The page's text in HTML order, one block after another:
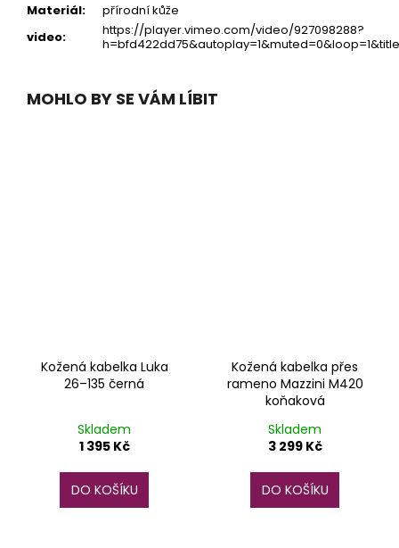
Materiál:
přírodní kůže
video:
https://player.vimeo.com/video/927098288?
MOHLO BY SE VÁM LÍBIT
Kožená kabelka Luka
26–135 černá
Skladem
1 395 Kč
DO KOŠÍKU
Kožená kabelka přes
rameno Mazzini M420
koňaková
Skladem
3 299 Kč
DO KOŠÍKU